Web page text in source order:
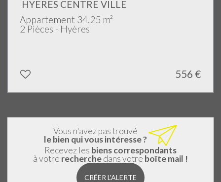
HYERES CENTRE VILLE
Appartement 34.25 m²
2 Pièces - Hyères
556 €
Vous n'avez pas trouvé
le bien qui vous intéresse ?
Recevez les biens correspondants
à votre recherchedans votre boîte mail !
CRÉER L'ALERTE